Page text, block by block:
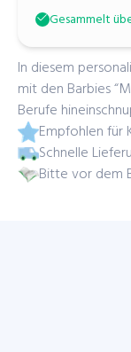
Gesammelt
In diesem
mit den Barbies
Berufe
Empfohlen für
Schnelle
Bitte vor dem